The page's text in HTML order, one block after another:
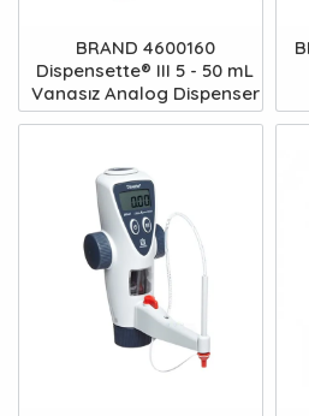
BRAND 4600160
Dispensette® III 5 - 50 mL
Vanasız Analog Dispenser